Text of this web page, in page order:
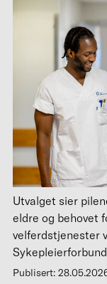
Utvalget sier
eldre og behovet
velferdstjenester
Sykepleierforbund
Publisert: